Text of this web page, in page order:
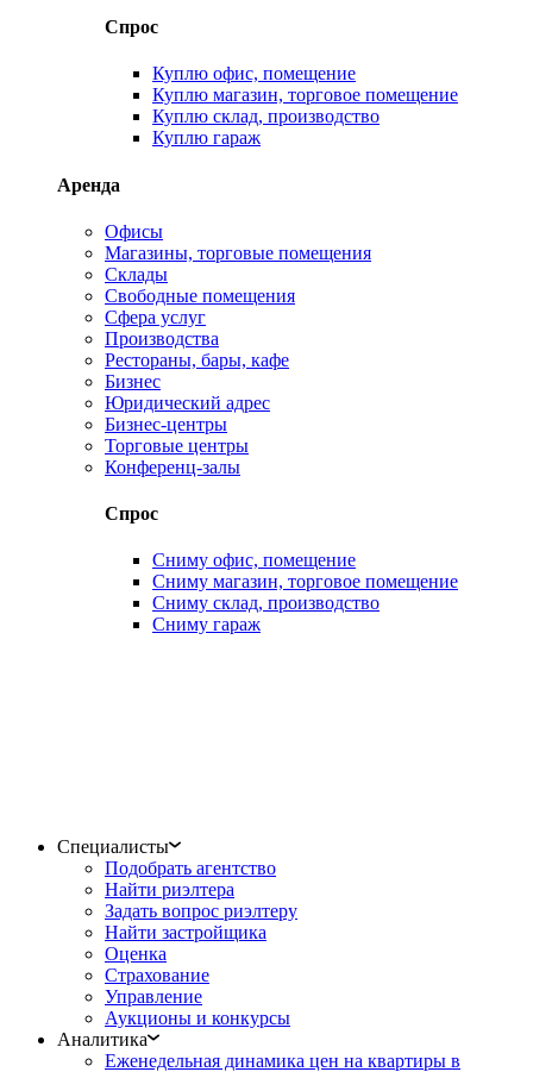
Спрос
Куплю офис, помещение
Куплю магазин, торговое помещение
Куплю склад, производство
Куплю гараж
Аренда
Офисы
Магазины, торговые помещения
Склады
Свободные помещения
Сфера услуг
Производства
Рестораны, бары, кафе
Бизнес
Юридический адрес
Бизнес-центры
Торговые центры
Конференц-залы
Спрос
Сниму офис, помещение
Сниму магазин, торговое помещение
Сниму склад, производство
Сниму гараж
Специалисты
Подобрать агентство
Найти риэлтера
Задать вопрос риэлтеру
Найти застройщика
Оценка
Страхование
Управление
Аукционы и конкурсы
Аналитика
Еженедельная динамика цен на квартиры в